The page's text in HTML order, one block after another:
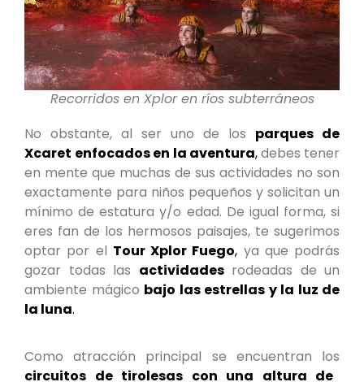
Recorridos en Xplor en ríos subterráneos
No obstante, al ser uno de los parques de
Xcaret enfocados en la aventura,debes tener
en mente que muchas de sus actividades no son
exactamente para niños pequeños y solicitan un
mínimo de estatura y/o edad. De igual forma, si
eres fan de los hermosos paisajes, te sugerimos
optar por el Tour Xplor Fuego, ya que podrás
gozar todas las actividadesrodeadas de un
ambiente mágico bajo las estrellas y la luz de
la luna.
Como atracción principal se encuentran los
circuitos de tirolesas con una altura de